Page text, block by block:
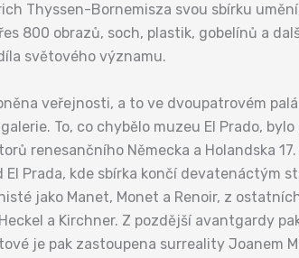
Thyssen-Bornemisza svou sbírku
800 obrazů, soch, plastik, gobelínů a
světového významu.
veřejnosti, a to ve dvoupatrovém
To, co chybělo muzeu El Prado,
renesančního Německa a Holandska
Prada, kde sbírka končí devatenáctým
jako Manet, Monet a Renoir, z
a Kirchner. Z pozdější avantgardy
je pak zastoupena surreality Joanem